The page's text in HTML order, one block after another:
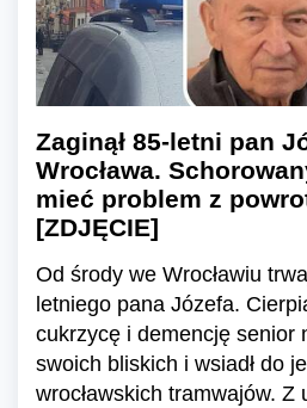
Zaginął 85-letni pan
Wrocława.
mieć problem z
[ZDJĘCIE]
Od środy we Wrocławiu
letniego pana Józefa.
cukrzycę i demencję senior
swoich bliskich i wsiadł do
wrocławskich tramwajów. Z